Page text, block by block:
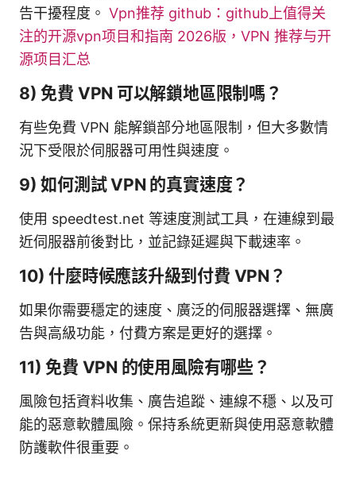
告干擾程度。 Vpn推荐 github：github上值得关
注的开源vpn项目和指南 2026版，VPN 推荐与开
源项目汇总
8) 免費 VPN 可以解鎖地區限制嗎？
有些免費 VPN 能解鎖部分地區限制，但大多數情
況下受限於伺服器可用性與速度。
9) 如何測試 VPN 的真實速度？
使用 speedtest.net 等速度測試工具，在連線到最
近伺服器前後對比，並記錄延遲與下載速率。
10) 什麼時候應該升級到付費 VPN？
如果你需要穩定的速度、廣泛的伺服器選擇、無廣
告與高級功能，付費方案是更好的選擇。
11) 免費 VPN 的使用風險有哪些？
風險包括資料收集、廣告追蹤、連線不穩、以及可
能的惡意軟體風險。保持系統更新與使用惡意軟體
防護軟件很重要。